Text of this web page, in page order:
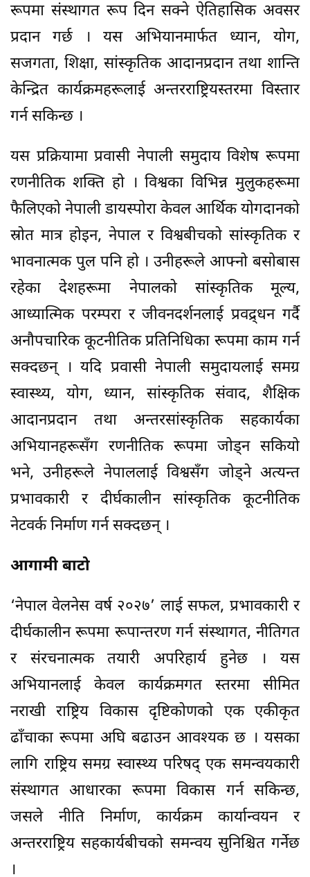
रूपमा संस्थागत रूप दिन सक्ने ऐतिहासिक अवसर
प्रदान गर्छ । यस अभियानमार्फत ध्यान, योग,
सजगता, शिक्षा, सांस्कृतिक आदानप्रदान तथा शान्ति
केन्द्रित कार्यक्रमहरूलाई अन्तरराष्ट्रियस्तरमा विस्तार
गर्न सकिन्छ ।
यस प्रक्रियामा प्रवासी नेपाली समुदाय विशेष रूपमा
रणनीतिक शक्ति हो । विश्वका विभिन्न मुलुकहरूमा
फैलिएको नेपाली डायस्पोरा केवल आर्थिक योगदानको
स्रोत मात्र होइन, नेपाल र विश्वबीचको सांस्कृतिक र
भावनात्मक पुल पनि हो । उनीहरूले आफ्नो बसोबास
रहेका देशहरूमा नेपालको सांस्कृतिक मूल्य,
आध्यात्मिक परम्परा र जीवनदर्शनलाई प्रवद्र्धन गर्दै
अनौपचारिक कूटनीतिक प्रतिनिधिका रूपमा काम गर्न
सक्दछन् । यदि प्रवासी नेपाली समुदायलाई समग्र
स्वास्थ्य, योग, ध्यान, सांस्कृतिक संवाद, शैक्षिक
आदानप्रदान तथा अन्तरसांस्कृतिक सहकार्यका
अभियानहरूसँग रणनीतिक रूपमा जोड्न सकियो
भने, उनीहरूले नेपाललाई विश्वसँग जोड्ने अत्यन्त
प्रभावकारी र दीर्घकालीन सांस्कृतिक कूटनीतिक
नेटवर्क निर्माण गर्न सक्दछन् ।
आगामी बाटो
‘नेपाल वेलनेस वर्ष २०२७’ लाई सफल, प्रभावकारी र
दीर्घकालीन रूपमा रूपान्तरण गर्न संस्थागत, नीतिगत
र संरचनात्मक तयारी अपरिहार्य हुनेछ । यस
अभियानलाई केवल कार्यक्रमगत स्तरमा सीमित
नराखी राष्ट्रिय विकास दृष्टिकोणको एक एकीकृत
ढाँचाका रूपमा अघि बढाउन आवश्यक छ । यसका
लागि राष्ट्रिय समग्र स्वास्थ्य परिषद् एक समन्वयकारी
संस्थागत आधारका रूपमा विकास गर्न सकिन्छ,
जसले नीति निर्माण, कार्यक्रम कार्यान्वयन र
अन्तरराष्ट्रिय सहकार्यबीचको समन्वय सुनिश्चित गर्नेछ
।